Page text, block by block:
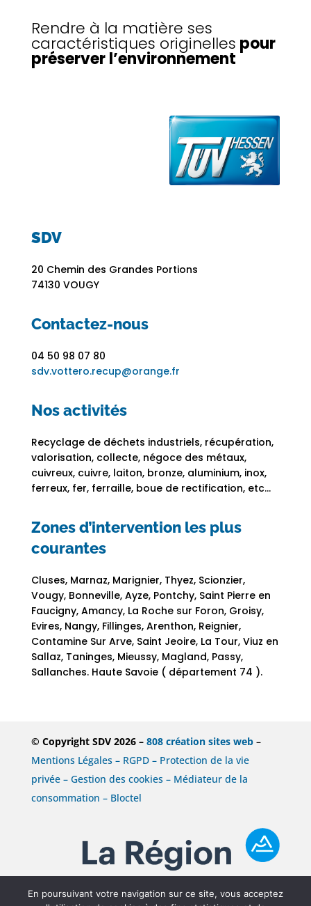
Rendre à la matière ses
caractéristiques originelles pour
préserver l’environnement
SDV
20 Chemin des Grandes Portions
74130 VOUGY
Contactez-nous
04 50 98 07 80
sdv.vottero.recup@orange.fr
Nos activités
Recyclage de déchets industriels, récupération,
valorisation, collecte, négoce des métaux,
cuivreux, cuivre, laiton, bronze, aluminium, inox,
ferreux, fer, ferraille, boue de rectification, etc…
Zones d’intervention les plus
courantes
Cluses, Marnaz, Marignier, Thyez, Scionzier,
Vougy, Bonneville, Ayze, Pontchy, Saint Pierre en
Faucigny, Amancy, La Roche sur Foron, Groisy,
Evires, Nangy, Fillinges, Arenthon, Reignier,
Contamine Sur Arve, Saint Jeoire, La Tour, Viuz en
Sallaz, Taninges, Mieussy, Magland, Passy,
Sallanches. Haute Savoie ( département 74 ).
© Copyright SDV 2026 – 808 création sites web–
Mentions Légales – RGPD – Protection de la vie
privée – Gestion des cookies – Médiateur de la
consommation – Bloctel
En poursuivant votre navigation sur ce site, vous acceptez